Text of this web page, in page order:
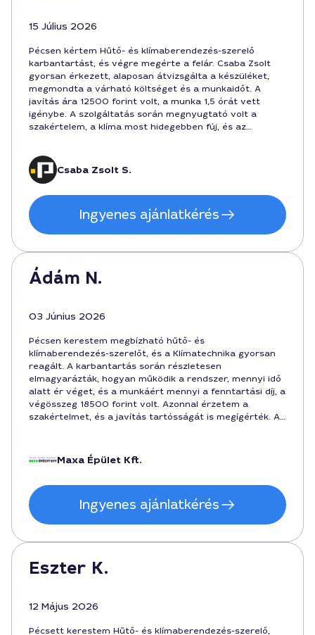
15 Július 2026
Pécsen kértem Hűtő- és klímaberendezés-szerelő
karbantartást, és végre megérte a felár. Csaba Zsolt
gyorsan érkezett, alaposan átvizsgálta a készüléket,
megmondta a várható költséget és a munkaidőt. A
javítás ára 12500 forint volt, a munka 1,5 órát vett
igénybe. A szolgáltatás során megnyugtató volt a
szakértelem, a klíma most hidegebben fúj, és az
vagyok a végeredménnyel.
Csaba Zsolt S.
Ingyenes ajánlatkérés
Ádám N.
03 Június 2026
Pécsen kerestem megbízható hűtő- és
klímaberendezés-szerelőt, és a Klímatechnika gyorsan
reagált. A karbantartás során részletesen
elmagyarázták, hogyan működik a rendszer, mennyi idő
alatt ér véget, és a munkáért mennyi a fenntartási díj, a
végösszeg 18500 forint volt. Azonnal érzetem a
szakértelmet, és a javítás tartósságát is megígérték. A
Maxa Épület Kft.
Ingyenes ajánlatkérés
Eszter K.
12 Május 2026
Pécsett kerestem Hűtő- és klímaberendezés-szerelő,